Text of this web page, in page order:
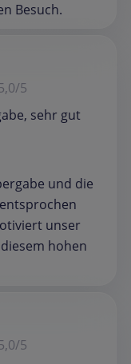
Besuch.
5
sehr gut
und die
unser
hohen
5